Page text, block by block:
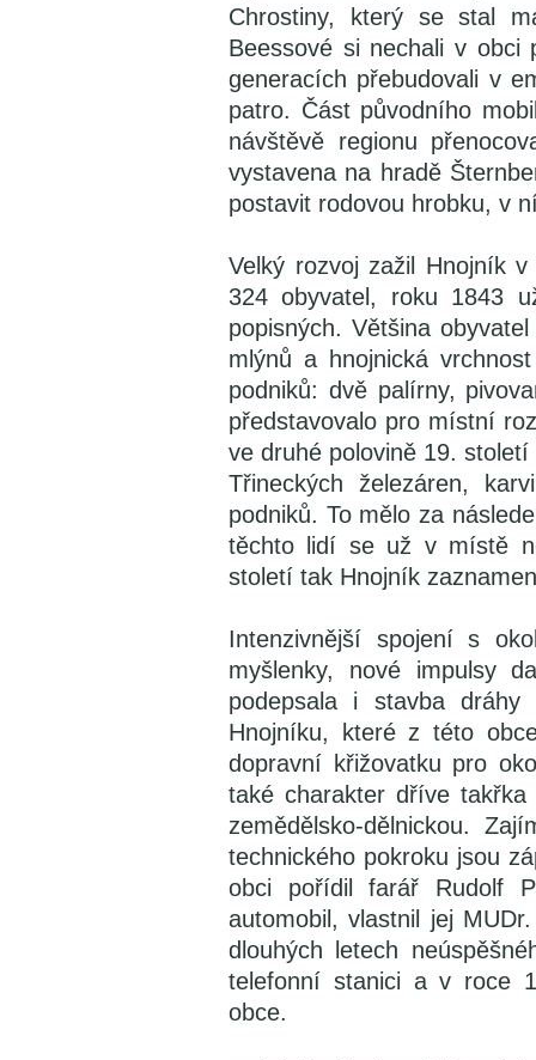
Chrostiny, který se stal
Beessové si nechali v
generacích přebudovali v
patro. Část původního
návštěvě regionu
vystavena na hradě
postavit rodovou hrobku, v
Velký rozvoj zažil Hnojník
324 obyvatel, roku 1843
popisných. Většina
mlýnů a hnojnická
podniků: dvě palírny,
představovalo pro místní
ve druhé polovině 19.
Třineckých železáren,
podniků. To mělo za
těchto lidí se už v místě
století tak Hnojník
Intenzivnější spojení s
myšlenky, nové impulsy
podepsala i stavba
Hnojníku, které z této
dopravní křižovatku pro
také charakter dříve
zemědělsko-dělnickou.
technického pokroku jsou
obci pořídil farář Rudolf
automobil, vlastnil jej
dlouhých letech
telefonní stanici a v roce
obce.